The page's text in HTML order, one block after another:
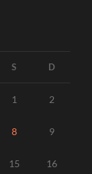
S D
1 2
8 9
15 16